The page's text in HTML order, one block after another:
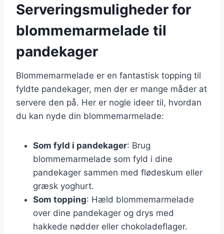
Serveringsmuligheder for
blommemarmelade til
pandekager
Blommemarmelade er en fantastisk topping til
fyldte pandekager, men der er mange måder at
servere den på. Her er nogle ideer til, hvordan
du kan nyde din blommemarmelade:
Som fyld i pandekager: Brug
blommemarmelade som fyld i dine
pandekager sammen med flødeskum eller
græsk yoghurt.
Som topping: Hæld blommemarmelade
over dine pandekager og drys med
hakkede nødder eller chokoladeflager.